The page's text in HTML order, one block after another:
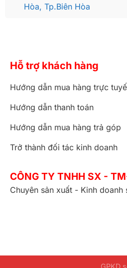
Hòa, Tp.Biên Hòa
Hỗ trợ khách hàng
Hướng dẫn mua hàng trực
Hướng dẫn thanh toán
Hướng dẫn mua hàng trả góp
Trở thành đối tác kinh doanh
CÔNG TY TNHH SX -
Chuyên sản xuất - Kinh
GPKD